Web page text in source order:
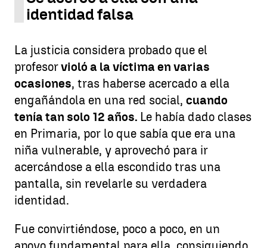
identidad falsa
La justicia considera probado que el
profesorvioló a la víctima en varias
ocasiones, tras haberse acercado a ella
engañándola en una red social, cuando
tenía tan solo 12 años. Le había dado clases
en Primaria, por lo que sabía que era una
niña vulnerable, y aprovechó para ir
acercándose a ella escondido tras una
pantalla, sin revelarle su verdadera
identidad.
Fue convirtiéndose, poco a poco, en un